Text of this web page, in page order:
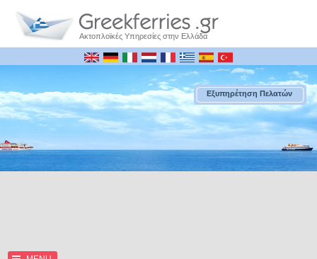
Ακτοπλοϊκές Υπηρεσίες στην Ελλάδα
Εξυπηρέτηση Πελατών